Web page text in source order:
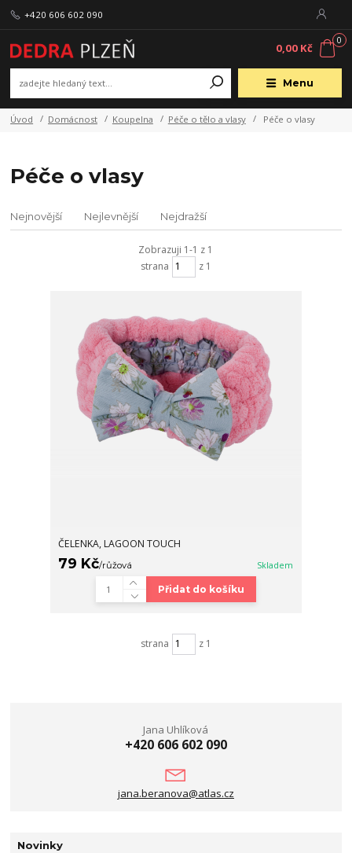
Menu
+420 606 602 090
0
0,00 Kč
Úvod Domácnost Koupelna Péče o tělo a vlasy Péče o vlasy
Péče o vlasy
Nejnovější Nejlevnější Nejdražší
Zobrazuji 1-1 z 1
strana
z 1
ČELENKA, LAGOON TOUCH
79 Kč/růžová Skladem
Přidat do košíku
strana z 1
Jana Uhlíková
+420 606 602 090
jana.beranova@atlas.cz
Novinky